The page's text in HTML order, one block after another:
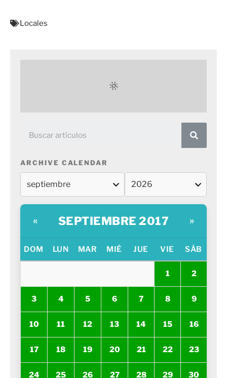
Locales
ARCHIVE CALENDAR
« SEPTIEMBRE 2017 »
DOM LUN MAR MIÉ JUE VIE SÁB
1 2
3 4 5 6 7 8 9
10 11 12 13 14 15 16
17 18 19 20 21 22 23
24 25 26 27 28 29 30